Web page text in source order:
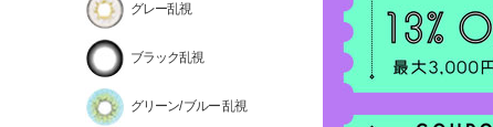
グレー乱視
ブラック乱視
グリーン/ ブルー 乱視